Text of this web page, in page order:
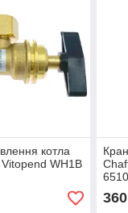
котла
WH1B
360